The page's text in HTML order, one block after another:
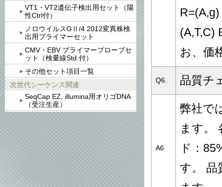
VT1・VT2遺伝子検出用セット（陽
性Ctrl付）
ノロウイルスGⅡ/4 2012変異株検
出用プライマーセット
CMV・EBV プライマープローブセ
ット（検量線Std.付）
その他セット項目一覧
次世代シーケンス関連
SeqCap EZ, illumina用オリゴDNA
（受注生産）
(A,T,C)
お、価
Q6. 品質チ
A6
弊社で
ます。
ド：
す。 品